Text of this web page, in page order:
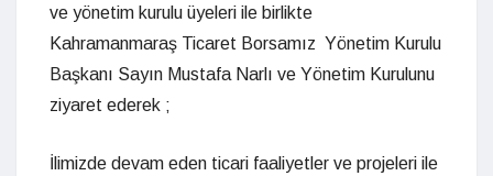
ve yönetim kurulu üyeleri ile birlikte
Kahramanmaraş Ticaret Borsamız Yönetim Kurulu
Başkanı Sayın Mustafa Narlı ve Yönetim Kurulunu
ziyaret ederek ;
İlimizde devam eden ticari faaliyetler ve projeleri ile